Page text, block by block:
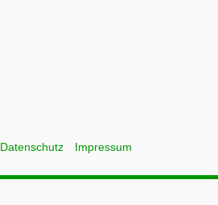
Datenschutz Impressum